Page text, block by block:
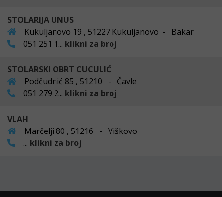
STOLARIJA UNUS
Kukuljanovo 19 , 51227 Kukuljanovo - Bakar
051 251 1... klikni za broj
STOLARSKI OBRT CUCULIĆ
Podčudnić 85 , 51210 - Čavle
051 279 2... klikni za broj
VLAH
Marčelji 80 , 51216 - Viškovo
... klikni za broj